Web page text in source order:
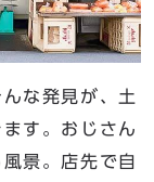
な発見が、土
す。おじさん
景。店先で自